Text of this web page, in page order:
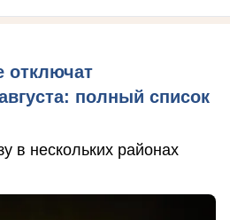
отключат
полный список
в нескольких районах